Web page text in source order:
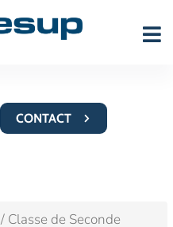
CONTACT
/ Classe de Seconde